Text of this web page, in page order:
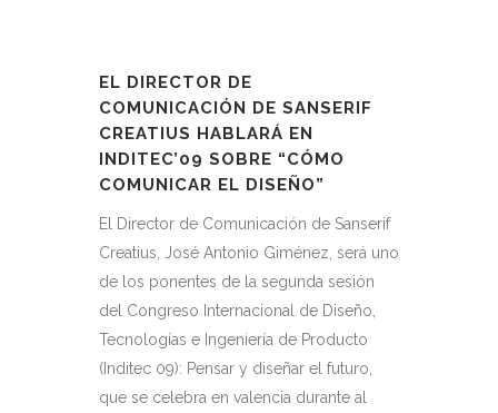
EL DIRECTOR DE
COMUNICACIÓN DE SANSERIF
CREATIUS HABLARÁ EN
INDITEC’09 SOBRE “CÓMO
COMUNICAR EL DISEÑO”
El Director de Comunicación de Sanserif
Creatius, José Antonio Giménez, será uno
de los ponentes de la segunda sesión
del Congreso Internacional de Diseño,
Tecnologías e Ingeniería de Producto
(Inditec 09): Pensar y diseñar el futuro,
que se celebra en valencia durante al